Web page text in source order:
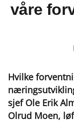
våre
Hvilke
sjef Ole Erik
Olrud Moen,